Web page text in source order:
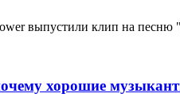
выпустили клип на песню
хорошие